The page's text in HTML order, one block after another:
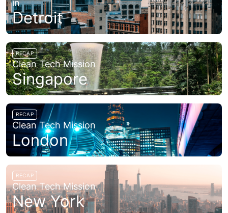
in
Detroit
RECAP
Clean Tech Mission
Singapore
RECAP
Clean Tech Mission
London
RECAP
Clean Tech Mission
New York